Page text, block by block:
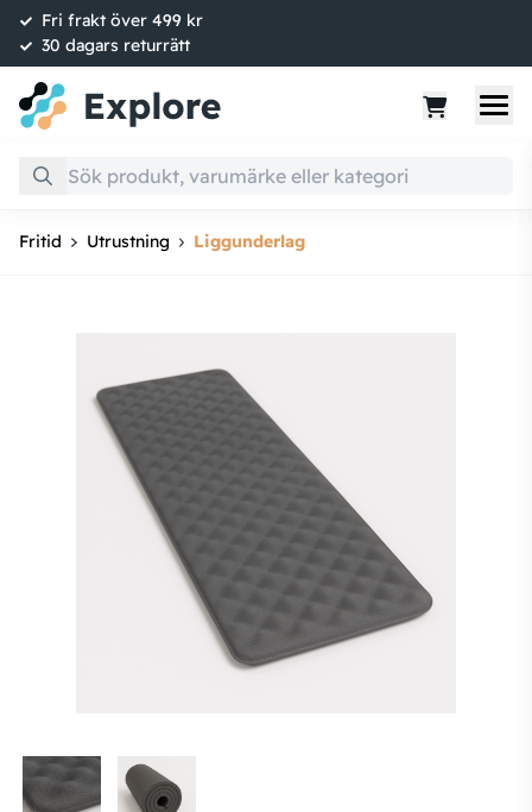
Fri frakt över 499 kr
30 dagars returrätt
Fritid Utrustning Liggunderlag